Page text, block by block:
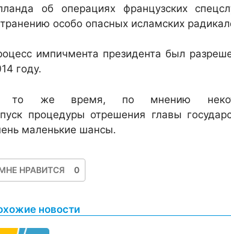
об операциях французских
особо опасных исламских
импичмента президента был
году.
то же время, по мнению
процедуры отрешения главы
маленькие шансы.
НРАВИТСЯ 0
новости